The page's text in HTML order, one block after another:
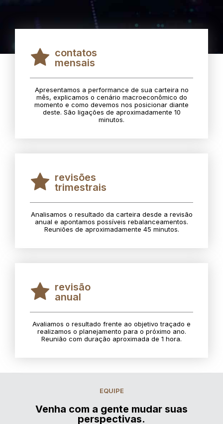
contatos
mensais
Apresentamos a performance de sua carteira no
mês, explicamos o cenário macroeconômico do
momento e como devemos nos posicionar diante
deste. São ligações de aproximadamente 10
minutos.
revisões
trimestrais
Analisamos o resultado da carteira desde a revisão
anual e apontamos possíveis rebalanceamentos.
Reuniões de aproximadamente 45 minutos.
revisão
anual
Avaliamos o resultado frente ao objetivo traçado e
realizamos o planejamento para o próximo ano.
Reunião com duração aproximada de 1 hora.
EQUIPE
Venha com a gente mudar suas
perspectivas.